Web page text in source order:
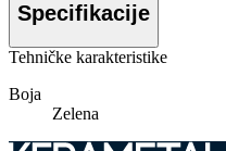
Specifikacije
Tehničke karakteristike
Boja
Zelena